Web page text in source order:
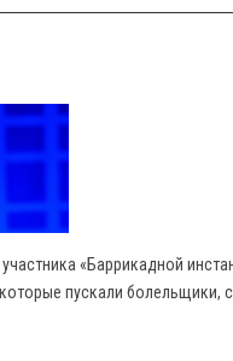
«Баррикадной
пускали болельщики,